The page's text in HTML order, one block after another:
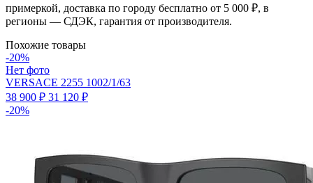
примеркой, доставка по городу бесплатно от 5 000 ₽, в
регионы — СДЭК, гарантия от производителя.
Похожие товары
-20%
Нет фото
VERSACE 2255 1002/1/63
38 900 ₽ 31 120 ₽
-20%